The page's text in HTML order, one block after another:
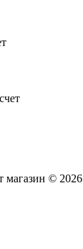
магазин © 2026